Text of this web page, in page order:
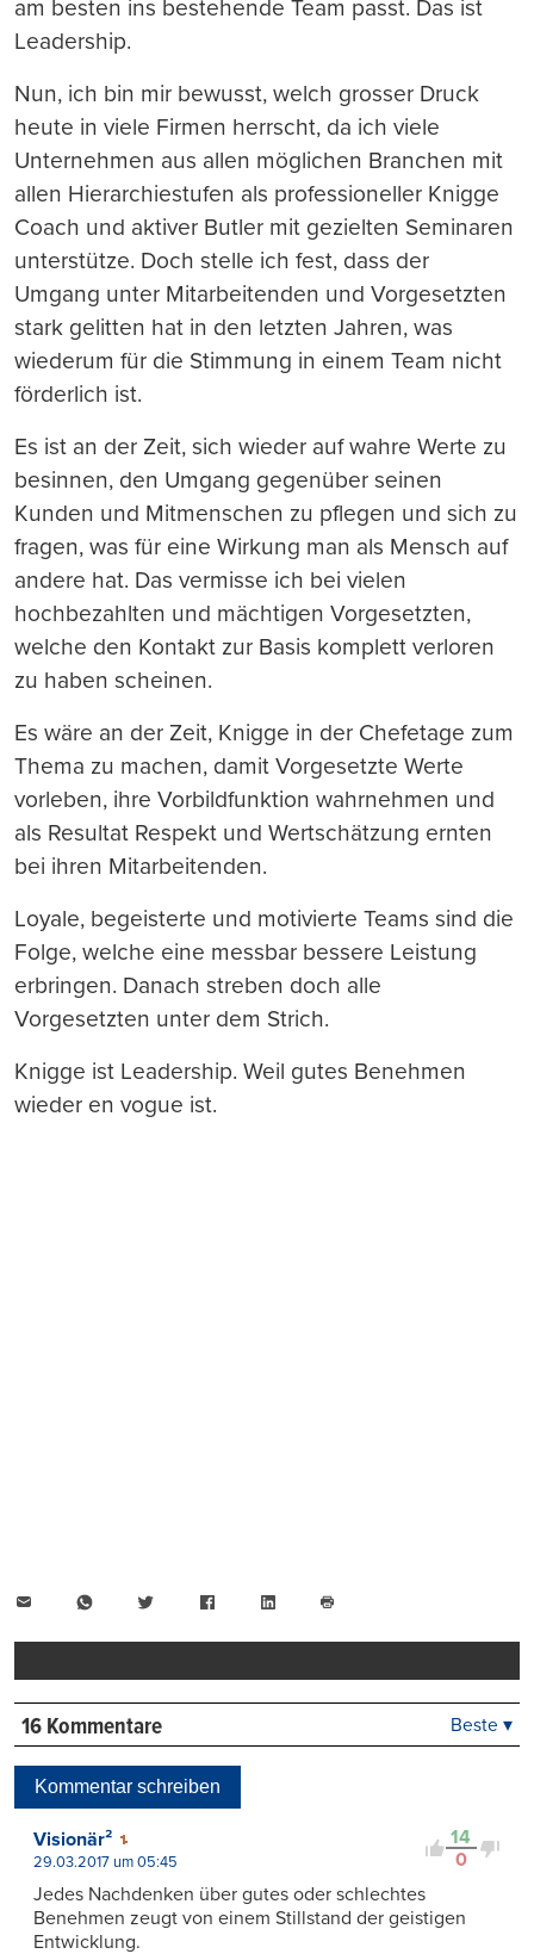
am besten ins bestehende Team passt. Das ist
Leadership.
Nun, ich bin mir bewusst, welch grosser Druck
heute in viele Firmen herrscht, da ich viele
Unternehmen aus allen möglichen Branchen mit
allen Hierarchiestufen als professioneller Knigge
Coach und aktiver Butler mit gezielten Seminaren
unterstütze. Doch stelle ich fest, dass der
Umgang unter Mitarbeitenden und Vorgesetzten
stark gelitten hat in den letzten Jahren, was
wiederum für die Stimmung in einem Team nicht
förderlich ist.
Es ist an der Zeit, sich wieder auf wahre Werte zu
besinnen, den Umgang gegenüber seinen
Kunden und Mitmenschen zu pflegen und sich zu
fragen, was für eine Wirkung man als Mensch auf
andere hat. Das vermisse ich bei vielen
hochbezahlten und mächtigen Vorgesetzten,
welche den Kontakt zur Basis komplett verloren
zu haben scheinen.
Es wäre an der Zeit, Knigge in der Chefetage zum
Thema zu machen, damit Vorgesetzte Werte
vorleben, ihre Vorbildfunktion wahrnehmen und
als Resultat Respekt und Wertschätzung ernten
bei ihren Mitarbeitenden.
Loyale, begeisterte und motivierte Teams sind die
Folge, welche eine messbar bessere Leistung
erbringen. Danach streben doch alle
Vorgesetzten unter dem Strich.
Knigge ist Leadership. Weil gutes Benehmen
wieder en vogue ist.
WhatsAppTwitter FacebookLinkedIn
drucken
16 Kommentare Beste ▾
Kommentar schreiben
14
0
Visionär²
29.03.2017 um 05:45
Jedes Nachdenken über gutes oder schlechtes
Benehmen zeugt von einem Stillstand der geistigen
Entwicklung.